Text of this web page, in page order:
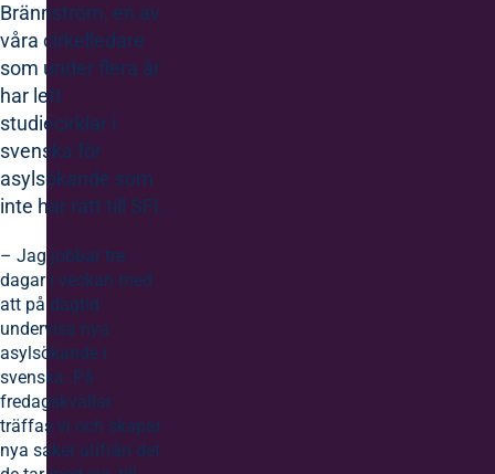
Brännström, en av
våra cirkelledare
som under flera år
har lett
studiecirklar i
svenska för
asylsökande som
inte har rätt till SFI.
– Jag jobbar tre
dagar i veckan med
att på dagtid
undervisa nya
asylsökande i
svenska. På
fredagskvällar
träffas vi och skapar
nya saker utifrån det